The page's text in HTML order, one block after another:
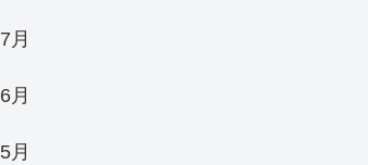
月
月
月